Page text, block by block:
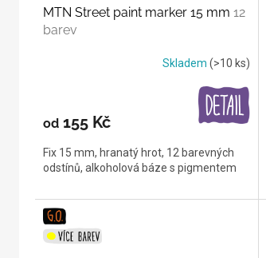
MTN Street paint marker 15 mm 12
barev
Skladem (>10 ks)
od 155 Kč
Fix 15 mm, hranatý hrot, 12 barevných
odstínů, alkoholová báze s pigmentem